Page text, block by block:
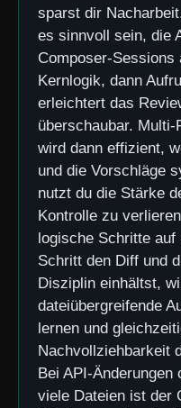
sparst dir
es sinnvoll sein, die
Composer-
Kernlogik, dann
erleichtert das
überschaubar.
wird dann effizient,
und die Vorschläge
nutzt du die Stärke
Kontrolle zu
logische Schritte auf
Schritt den Diff und
Disziplin einhältst,
dateiübergreifende
lernen und
Nachvollziehbarkeit
Bei API-Änderungen
viele Dateien ist der